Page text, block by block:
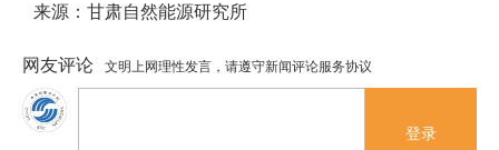
来源：甘肃自然能源研究所
网友评论 文明上网理性发言，请遵守新闻评论服务协议
登录